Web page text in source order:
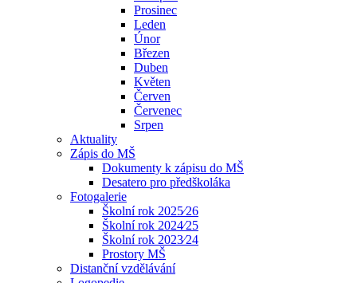
Prosinec
Leden
Únor
Březen
Duben
Květen
Červen
Červenec
Srpen
Aktuality
Zápis do MŠ
Dokumenty k zápisu do MŠ
Desatero pro předškoláka
Fotogalerie
Školní rok 2025⁄26
Školní rok 2024⁄25
Školní rok 2023⁄24
Prostory MŠ
Distanční vzdělávání